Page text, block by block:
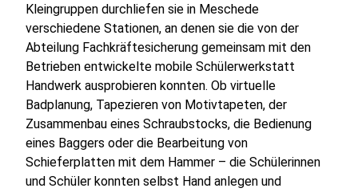
Kleingruppen durchliefen sie in Meschede
verschiedene Stationen, an denen sie die von der
Abteilung Fachkräftesicherung gemeinsam mit den
Betrieben entwickelte mobile Schülerwerkstatt
Handwerk ausprobieren konnten. Ob virtuelle
Badplanung, Tapezieren von Motivtapeten, der
Zusammenbau eines Schraubstocks, die Bedienung
eines Baggers oder die Bearbeitung von
Schieferplatten mit dem Hammer – die Schülerinnen
und Schüler konnten selbst Hand anlegen und